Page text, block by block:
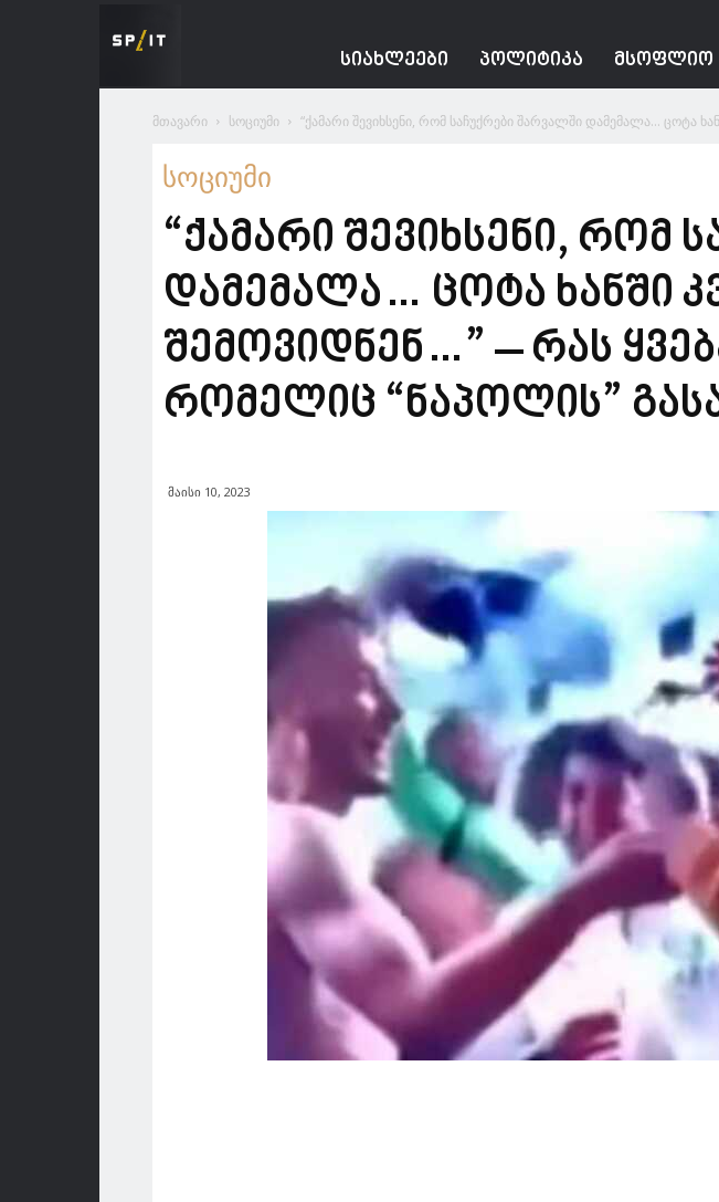
ᲡᲘᲐᲮᲚᲔᲔᲑᲘ ᲞᲝᲚᲘᲢᲘᲙᲐ ᲛᲡᲝᲤᲚᲘᲝ
მთავარი სოციუმი “ქამარი შევიხსენი, რომ საჩუქრები შარვალში დამემალა… ცოტა
სოციუმი
“ქამარი შევიხსენი, რომ
დამემალა… ცოტა ხანში
შემოვიდნენ…” – რას
რომელიც “ნაპოლის”
მაისი 10, 2023